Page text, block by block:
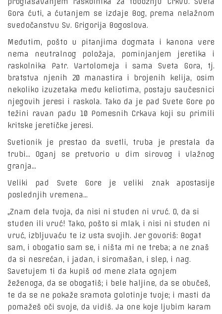
Gora ćuti, a ćutanjem se izdaje Bog, prema nelažnom
svedočanstvu Sv. Grigorija Bogoslova.
Međutim, pošto u pitanjima dogmata i kanona vere
nema neutralnog položaja, pominjanjem jeretika i
raskolnika Patr. Vartolomeja i sama Sveta Gora, tj.
bratstva njenih 20 manastira i brojenih kelija, osim
nekoliko izuzetaka među keliotima, postaju saučesnici
njegovih jeresi i raskola. Tako da je pad Svete Gore po
težini ravan padu 10 Pomesnih Crkava koji su primili
kritske jeretičke jeresi.
Svetionik je prestao da svetli, truba je prestala da
trubi… Oganj se pretvorio u dim sirovog i vlažnog
granja…
Veliki pad Svete Gore je veliki znak apostasije
poslednjih vremena…
„Znam dela tvoja, da nisi ni studen ni vruć. O, da si
studen ili vruć! Tako, pošto si mlak, i nisi ni studen ni
vruć, izbljuvaću te iz usta svojih. Jer govoriš: Bogat
sam, i obogatio sam se, i ništa mi ne treba; a ne znaš
da si nesrećan, i jadan, i siromašan, i slep, i nag.
Savetujem ti da kupiš od mene zlata ognjem
žeženoga, da se obogatiš; i bele haljine, da se obučeš,
te da se ne pokaže sramota golotinje tvoje; i masti da
pomažeš oči svoje, da vidiš. Ja one koje ljubim karam